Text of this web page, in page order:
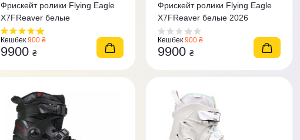
Фрискейт ролики Flying Eagle
X7FReaver белые
Кешбек 900 ₴
9900 ₴
Фрискейт ролики Flying Eagle
X7FReaver белые 2026
Кешбек 900 ₴
9900 ₴